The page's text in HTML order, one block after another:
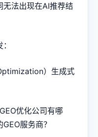
无法出现在AI推荐结
）生成式
GEO优化公司有哪
服务商？